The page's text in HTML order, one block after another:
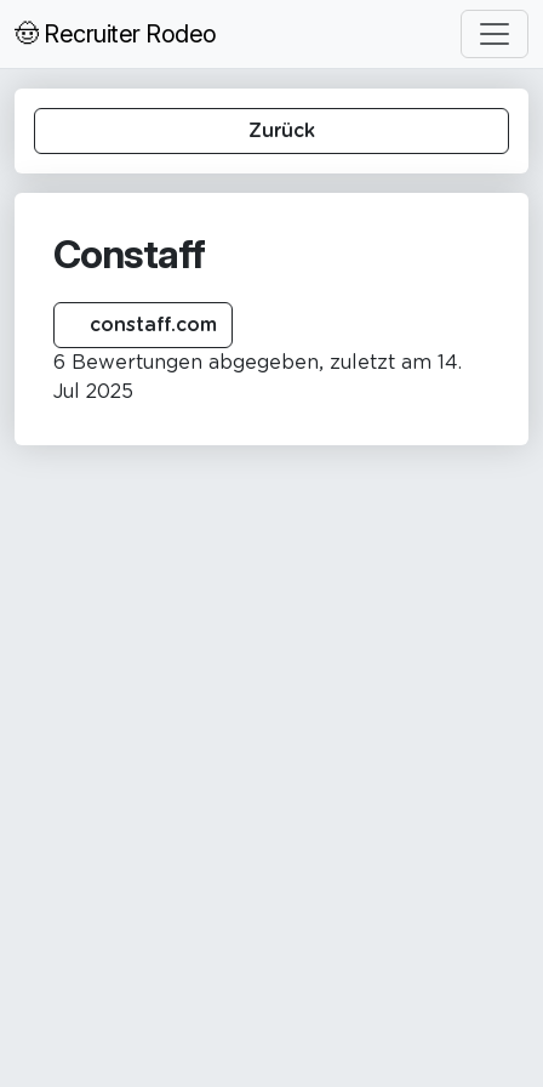
🤠 Recruiter Rodeo
Zurück
Constaff
constaff.com
6 Bewertungen abgegeben, zuletzt am 14.
Jul 2025